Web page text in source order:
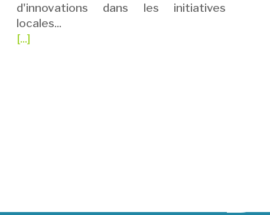
d'innovations dans les initiatives
locales...
[...]